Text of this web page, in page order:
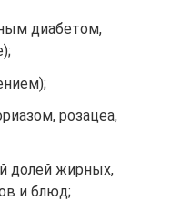
диабетом,
розацеа,
долей жирных,
и блюд;